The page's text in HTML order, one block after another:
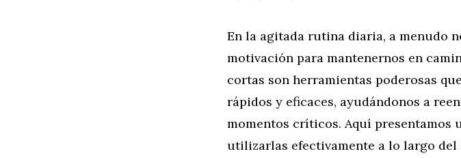
En la agitada rutina diaria, a menudo
motivación para mantenernos en
cortas son herramientas poderosas
rápidos y eficaces, ayudándonos a
momentos críticos. Aquí presentamos
utilizarlas efectivamente a lo largo del